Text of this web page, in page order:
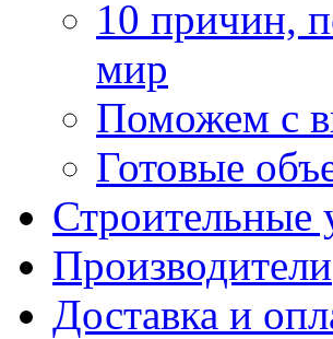
10 причин,
мир
Поможем с
Готовые
Строительные
Производители
Доставка и